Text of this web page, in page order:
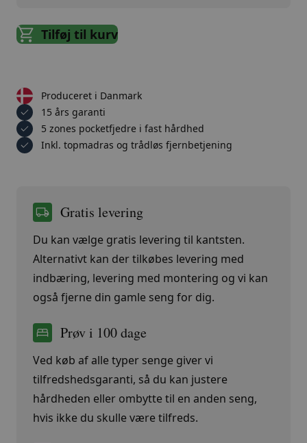
Tilføj til kurv
Produceret i Danmark
15 års garanti
5 zones pocketfjedre i fast hårdhed
Inkl. topmadras og trådløs fjernbetjening
Gratis levering
Du kan vælge gratis levering til kantsten.
Alternativt kan der tilkøbes levering med
indbæring, levering med montering og vi kan
også fjerne din gamle seng for dig.
Prøv i 100 dage
Ved køb af alle typer senge giver vi
tilfredshedsgaranti, så du kan justere
hårdheden eller ombytte til en anden seng,
hvis ikke du skulle være tilfreds.